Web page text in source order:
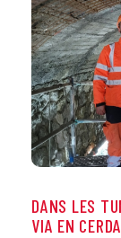
DANS LES
VIA EN